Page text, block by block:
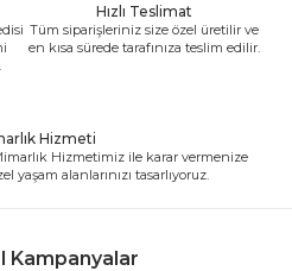
Hızlı Teslimat
Tüm siparişleriniz size özel üretilir ve
en kısa sürede tarafınıza teslim edilir.
Hizmeti
Hizmetimiz ile karar vermenize
yaşam alanlarınızı tasarlıyoruz.
Kampanyalar